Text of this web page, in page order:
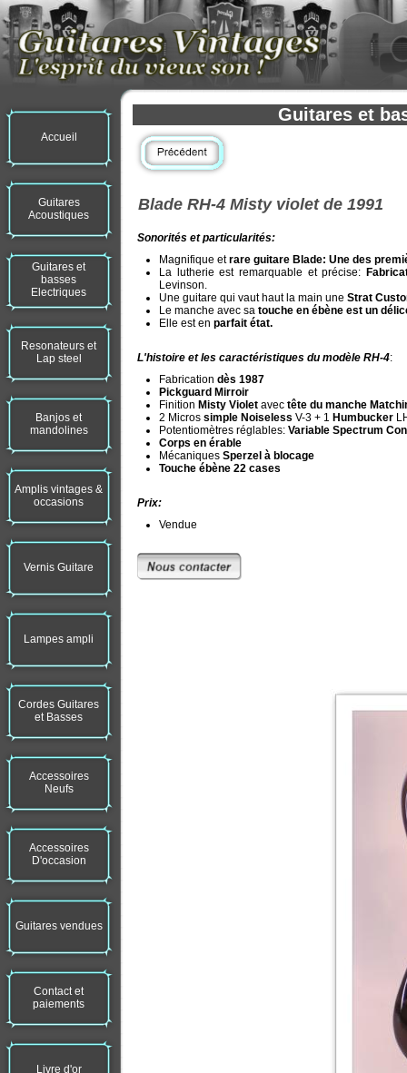
Accueil
Guitares
Acoustiques
Guitares et
basses
Electriques
Resonateurs et
Lap steel
Banjos et
mandolines
Amplis vintages &
occasions
Vernis Guitare
Lampes ampli
Cordes Guitares
et Basses
Accessoires
Neufs
Accessoires
D'occasion
Guitares vendues
Contact et
paiements
Livre d'or
Guitares et
Blade RH-4 Misty violet de 1991
Sonorités et particularités:
Magnifique etrare guitare Blade: Une des
La lutherie est remarquable et précise:
Levinson.
Une guitare qui vaut haut la main une Strat
Le manche avec sa touche en ébène est un
Elle est en parfait état.
L'histoire et les caractéristiques du modèle RH-4:
Fabrication dès 1987
Pickguard Mirroir
Finition Misty Violet avec tête du manche
2 Micros simple Noiseless V-3 + 1 Humbucker
Potentiomètres réglables: Variable Spectrum
Corps en érable
Mécaniques Sperzel à blocage
Touche ébène 22 cases
Prix:
Vendue